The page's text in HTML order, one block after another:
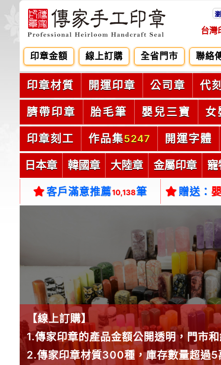
台灣
印章金額 線上訂購 全省門市 聯絡
印章材質 開運印章 公司章 代
臍帶印章 胎毛筆 嬰兒三寶 女
印章刻工 作品集5247 開運字體
日本章 韓國章 大陸章 金屬印章 寵
客戶滿意推薦10,138筆 贈送：
【線上訂購】
1.傳家印章的產品金額公開透明，門市
2.傳家印章材質300種，庫存數量超過